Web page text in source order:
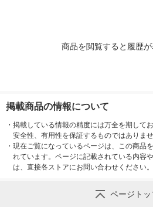
商品を閲覧すると履歴
掲載商品の情報について
・ 掲載している情報の精度には万全を期して
安全性、有用性を保証するものではありませ
・ 現在ご覧になっているページは、この商品
れています。ページに記載されている内容
は、直接各ストアにお問い合わせください。
ページトッ